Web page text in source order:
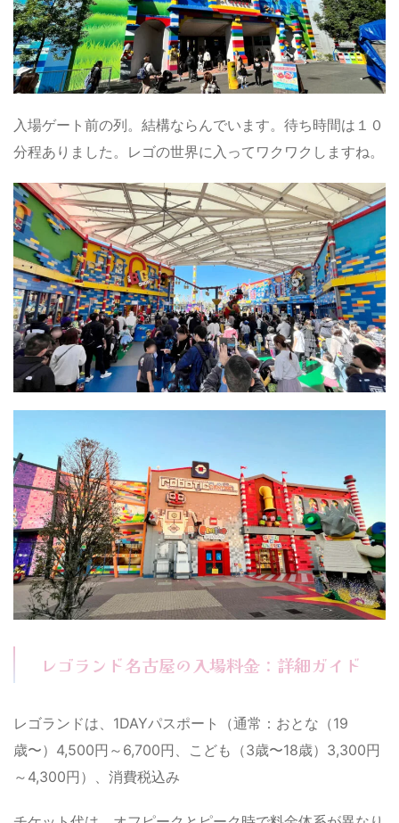
入場ゲート前の列。結構ならんでいます。待ち時間は１０
分程ありました。レゴの世界に入ってワクワクしますね。
レゴランド名古屋の入場料金：詳細ガイド
レゴランドは、1DAYパスポート（通常：おとな（19
歳〜）4,500円～6,700円、こども（3歳〜18歳）3,300円
～4,300円）、消費税込み